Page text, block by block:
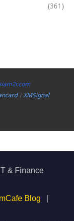
(361)
|XMSignal
& Finance
Blog